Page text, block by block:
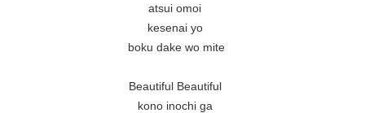
atsui omoi
kesenai yo
boku dake wo mite
Beautiful Beautiful
kono inochi ga